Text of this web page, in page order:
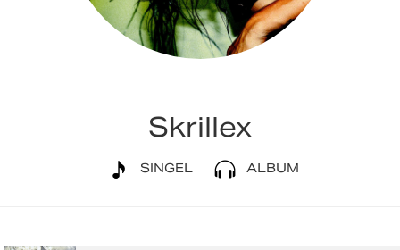
Skrillex
SINGEL ALBUM